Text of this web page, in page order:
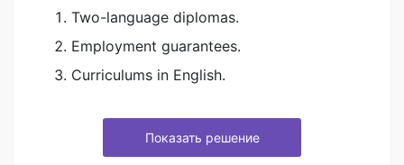
Two-language diplomas.
Employment guarantees.
Curriculums in English.
Показать решение